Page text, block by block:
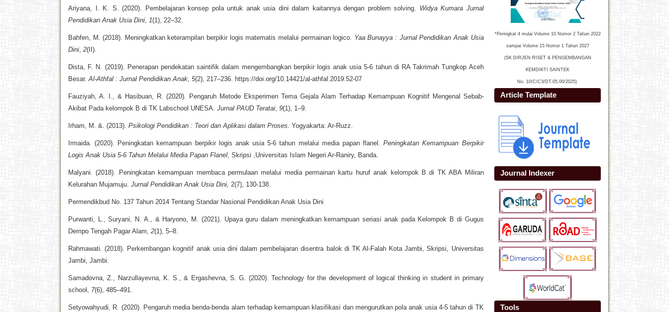
*Peringkat 4 mulai Volume 10 Nomor 2 Tahun 2022
sampai Volume 15 Nomor 1 Tahun 2027
(SK DIRJEN RISET & PENGEMBANGAN
KEMDIKTI SAINTEK
No. 10/C/C3/DT.05.00/2025)
Article Template
Journal Indexer
Tools
Ariyana, I. K. S. (2020). Pembelajaran konsep pola untuk anak usia dini dalam kaitannya dengan problem solving. Widya Kumara Jurnal
Pendidikan Anak Usia Dini, 1(1), 22–32.
Bahfen, M. (2018). Meningkatkan keterampilan berpikir logis matematis melalui permainan logico. Yaa Bunayya : Jurnal Pendidikan Anak Usia
Dini, 2(II).
Dista, F. N. (2019). Penerapan pendekatan saintifik dalam mengembangkan berpikir logis anak usia 5-6 tahun di RA Takrimah Tungkop Aceh
Besar.Al-Athfal : Jurnal Pendidikan Anak, 5(2), 217–236. https://doi.org/10.14421/al-athfal.2019.52-07
Fauziyah, A. I., & Hasibuan, R. (2020). Pengaruh Metode Eksperimen Tema Gejala Alam Terhadap Kemampuan Kognitif Mengenal Sebab-
Akibat Pada kelompok B di TK Labschool UNESA. Jurnal PAUD Teratai, 9(1), 1–9.
Irham, M. &. (2013). Psikologi Pendidikan : Teori dan Aplikasi dalam Proses. Yogyakarta: Ar-Ruzz.
Irmaida. (2020). Peningkatan kemampuan berpikir logis anak usia 5-6 tahun melalui media papan flanel.Peningkatan Kemampuan Berpikir
Logis Anak Usia 5-6 Tahun Melalui Media Papan Flanel, Skripsi ,Universitas Islam Negeri Ar-Raniry, Banda.
Malyani. (2018). Peningkatan kemampuan membaca permulaan melalui media permainan kartu huruf anak kelompok B di TK ABA Miliran
Kelurahan Mujamuju. Jurnal Pendidikan Anak Usia Dini, 2(7), 130-138.
Permendikbud No. 137 Tahun 2014 Tentang Standar Nasional Pendidikan Anak Usia Dini
Purwanti, L., Suryani, N. A., & Haryono, M. (2021). Upaya guru dalam meningkatkan kemampuan seriasi anak pada Kelompok B di Gugus
Dempo Tengah Pagar Alam, 2(1), 5–8.
Rahmawati. (2018). Perkembangan kognitif anak usia dini dalam pembelajaran disentra balok di TK Al-Falah Kota Jambi, Skripsi, Universitas
Jambi, Jambi.
Samadovna, Z., Narzullayevna, K. S., & Ergashevna, S. G. (2020). Technology for the development of logical thinking in student in primary
school, 7(6), 485–491.
Setyowahyudi, R. (2020). Pengaruh media benda-benda alam terhadap kemampuan klasifikasi dan mengurutkan pola anak usia 4-5 tahun di TK